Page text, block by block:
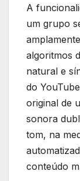
A
um grupo
algoritmos
natural e
do
original de
sonora
tom, na
conteúdo